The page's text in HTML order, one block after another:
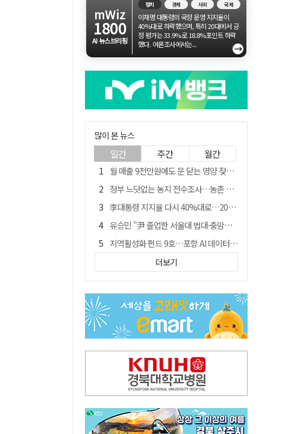
mWiz
1800
AI 뉴스브리핑
정치 경제 사회 국제
이재명 대통령의 국정 운영 지지율이
40%대로 하락했으며, 특히 20대에서 긍
정 평가는 33.9%로 18.8%포인트 하락
했다. 여론조사에서는...
→
많이 본 뉴스
일간 주간 월간
월 매출 9천만원에도 문 닫는 영양 젖소농장… "일할 사람이 없어"
정부 느닷없는 농지 전수조사…농촌 들쑤시는 '경자유전'의 칼날
李대통령 지지율 다시 40%대로…20대는 18.8%p 급락
유승민 "尹 졸업한 서울대 법대·충암고도 없애야"…李 육사 통합 직격
지역활성화 펀드 9호…포항 AI 데이터센터에 6천억 투입
국민 51.9% "李 대통령 재판 재개 필요하다"
경북 영천시, 9월부터 11월까지 반값 여행 혜택 제공
아쉬운 태클
'솔리다임 IPO 추진설' SK하이닉스, 주가 9% 급락
더보기